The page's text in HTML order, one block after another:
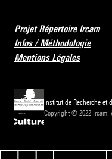
Projet Répertoire Ircam
Infos / Méthodologie
Mentions Légales
Institut de Recherche et
Copyright © 2022 Ircam.